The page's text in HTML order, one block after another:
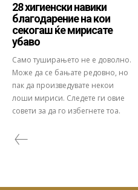
28 хигиенски навики
благодарение на кои
секогаш ќе мирисате
убаво
Само туширањето не е доволно.
Може да се бањате редовно, но
пак да произведувате некои
лоши мириси. Следете ги овие
совети за да го избегнете тоа.